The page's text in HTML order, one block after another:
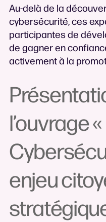
Au-delà de la
cybersécurité, ces
participantes de
de gagner en
activement à la
l’ouvrage «
enjeu